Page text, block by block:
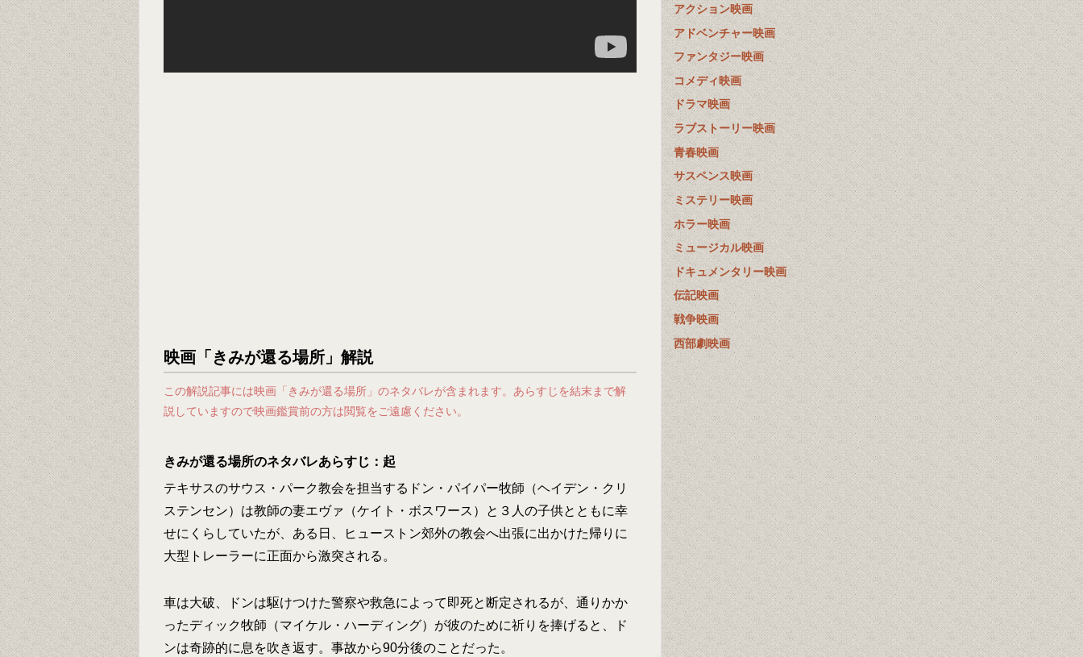
映画「きみが還る場所」解説
この解説記事には映画「きみが還る場所」のネタバレが含まれます。あらすじを結末まで解
説していますので映画鑑賞前の方は閲覧をご遠慮ください。
きみが還る場所のネタバレあらすじ：起
テキサスのサウス・パーク教会を担当するドン・パイパー牧師（ヘイデン・クリ
ステンセン）は教師の妻エヴァ（ケイト・ボスワース）と３人の子供とともに幸
せにくらしていたが、ある日、ヒューストン郊外の教会へ出張に出かけた帰りに
大型トレーラーに正面から激突される。
車は大破、ドンは駆けつけた警察や救急によって即死と断定されるが、通りかか
ったディック牧師（マイケル・ハーディング）が彼のために祈りを捧げると、ド
ンは奇跡的に息を吹き返す。事故から90分後のことだった。
アクション映画
アドベンチャー映画
ファンタジー映画
コメディ映画
ドラマ映画
ラブストーリー映画
青春映画
サスペンス映画
ミステリー映画
ホラー映画
ミュージカル映画
ドキュメンタリー映画
伝記映画
戦争映画
西部劇映画